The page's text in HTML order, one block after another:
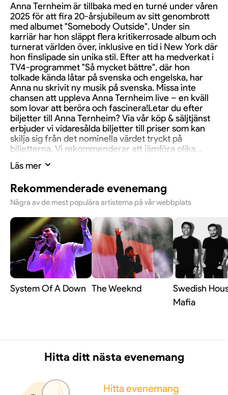
Anna Ternheim är tillbaka med en turné under våren
2025 för att fira 20-årsjubileum av sitt genombrott
med albumet "Somebody Outside". Under sin
karriär har hon släppt flera kritikerrosade album och
turnerat världen över, inklusive en tid i New York där
hon finslipade sin unika stil. Efter att ha medverkat i
TV4-programmet "Så mycket bättre", där hon
tolkade kända låtar på svenska och engelska, har
Anna nu skrivit ny musik på svenska. Missa inte
chansen att uppleva Anna Ternheim live – en kväll
som lovar att beröra och fascinera!Letar du efter
biljetter till Anna Ternheim? Via vår köp & säljtjänst
erbjuder vi vidaresålda biljetter till priser som kan
skilja sig från det nominella värdet tryckt på
biljetterna. Vi rekommenderar att jämföra olika
Läs mer
Rekommenderade evenemang
Några av de mest populära artisterna på vår webbplats
System Of A Down The Weeknd
Swedish
Mafia
Hitta ditt nästa evenemang
Hitta evenemang